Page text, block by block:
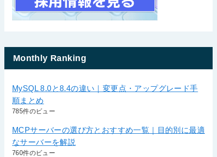
Monthly Ranking
MySQL 8.0と8.4の違い｜変更点・アップグレード手
順まとめ
785件のビュー
MCPサーバーの選び方とおすすめ一覧｜目的別に最適
なサーバーを解説
760件のビュー